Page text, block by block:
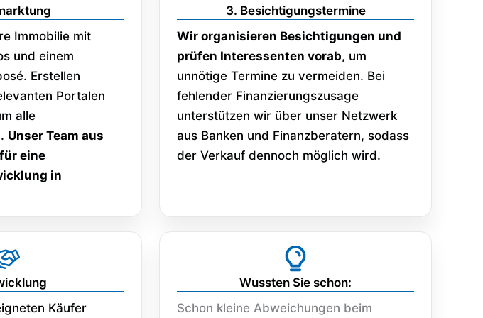
Immobilie mit
und einem
Erstellen
Portalen
alle
Unser Team aus
eine
in
3. Besichtigungstermine
Wir organisieren Besichtigungen und
prüfen Interessenten vorab, um
unnötige Termine zu vermeiden. Bei
fehlender Finanzierungszusage
unterstützen wir über unser Netzwerk
aus Banken und Finanzberatern, sodass
der Verkauf dennoch möglich wird.
Käufer
Wussten Sie schon:
Schon kleine Abweichungen beim